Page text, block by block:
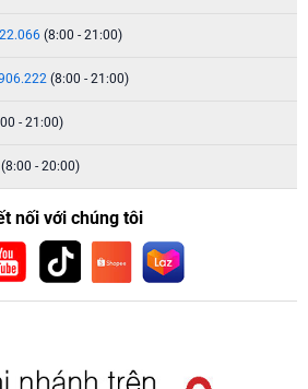
(8:00 - 21:00)
(8:00 - 21:00)
- 21:00)
(8:00 - 20:00)
nối với chúng tôi